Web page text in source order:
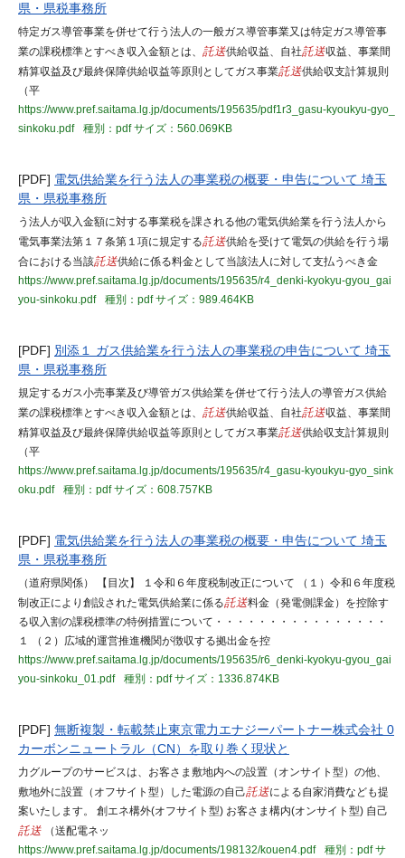
県・県税事務所
特定ガス導管事業を併せて行う法人の一般ガス導管事業又は特定ガス導管事
業の課税標準とすべき収入金額とは、 託送供給収益、自社託送収益、事業間
精算収益及び最終保障供給収益等原則としてガス事業託送供給収支計算規則
（平
https://www.pref.saitama.lg.jp/documents/195635/pdf1r3_gasu-kyoukyu-gyo_
sinkoku.pdf
種別：pdfサイズ：560.069KB
[PDF] 電気供給業を行う法人の事業税の概要・申告について 埼玉
県・県税事務所
う法人が収入金額に対する事業税を課される他の電気供給業を行う法人から
電気事業法第１７条第１項に規定する託送供給を受けて電気の供給を行う場
合における当該託送供給に係る料金として当該法人に対して支払うべき金
https://www.pref.saitama.lg.jp/documents/195635/r4_denki-kyokyu-gyou_gai
you-sinkoku.pdf
種別：pdfサイズ：989.464KB
[PDF] 別添１ ガス供給業を行う法人の事業税の申告について 埼玉
県・県税事務所
規定するガス小売事業及び導管ガス供給業を併せて行う法人の導管ガス供給
業の課税標準とすべき収入金額とは、 託送供給収益、自社託送収益、事業間
精算収益及び最終保障供給収益等原則としてガス事業託送供給収支計算規則
（平
https://www.pref.saitama.lg.jp/documents/195635/r4_gasu-kyoukyu-gyo_sink
oku.pdf
種別：pdfサイズ：608.757KB
[PDF] 電気供給業を行う法人の事業税の概要・申告について 埼玉
県・県税事務所
（道府県関係） 【目次】 １令和６年度税制改正について （１）令和６年度税
制改正により創設された電気供給業に係る託送料金（発電側課金）を控除す
る収入割の課税標準の特例措置について・・・・・・・・・・・・・・・・
１ （２）広域的運営推進機関が徴収する拠出金を控
https://www.pref.saitama.lg.jp/documents/195635/r6_denki-kyokyu-gyou_gai
you-sinkoku_01.pdf
種別：pdfサイズ：1336.874KB
[PDF] 無断複製・転載禁止東京電力エナジーパートナー株式会社 0
カーボンニュートラル（CN）を取り巻く現状と
力グループのサービスは、お客さま敷地内への設置（オンサイト型）の他、
敷地外に設置（オフサイト型）した電源の自己託送による自家消費なども提
案いたします。 創エネ構外(オフサイト型) お客さま構内(オンサイト型) 自己
託送 （送配電ネッ
https://www.pref.saitama.lg.jp/documents/198132/kouen4.pdf
種別：pdfサ